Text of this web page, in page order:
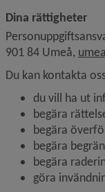
Dina rättigheter
901 84 Umeå,
Du kan kontakta
du vill ha ut
begära
begära
begära
begära
göra